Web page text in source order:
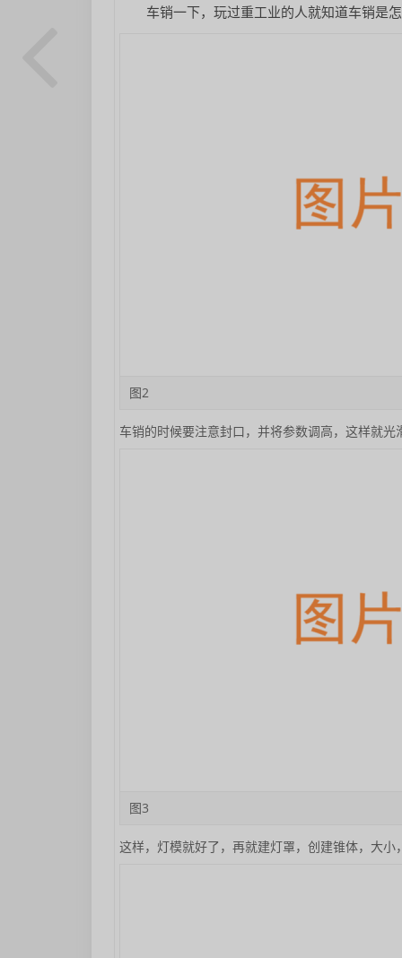
车销一下，玩过重工业的人就知道车销是
图2
车销的时候要注意封口，并将参数调高，这样就光
图3
这样，灯模就好了，再就建灯罩，创建锥体，大